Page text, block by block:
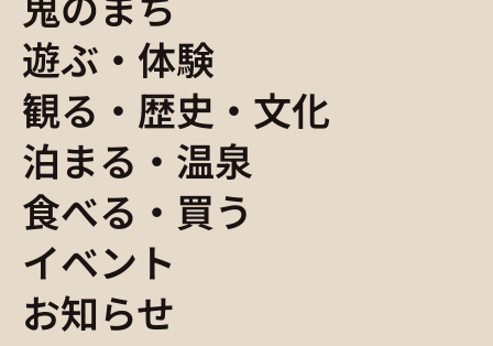
遊ぶ・体験
観る・歴史・文化
泊まる・温泉
食べる・買う
イベント
お知らせ